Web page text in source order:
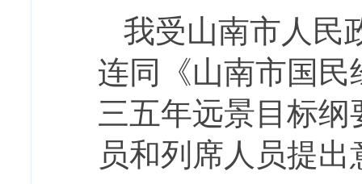
我受山南市人民
连同《山南市国
三五年远景目标
员和列席人员提出